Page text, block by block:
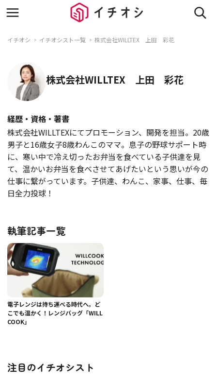
イチオシ イチオシスト一覧 株式会社WILLTEX 上田 彩花
株式会社WILLTEX 上田 彩花
経歴・資格・著書
株式会社WILLTEXにてプロモーション、開発を担当。20歳
男子と16歳女子8歳わんこのママ。息子の野球サポート時
に、寒い中で冷え切ったお弁当を食べている子供達を見
て、温かいお弁当を食べさせてあげたいという思いが今の
仕事に繋がっています。子供達、わんこ、家事、仕事、毎
日全力投球！
執筆記事一覧
電子レンジは持ち運べる時代へ。ど
こでも温かく！レンジバッグ「WILL
COOK」
注目のイチオシスト